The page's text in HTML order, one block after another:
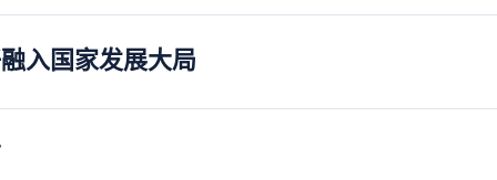
入国家发展大局